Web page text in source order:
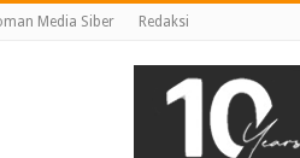
Media Siber Redaksi